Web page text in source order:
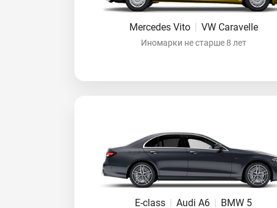
Mercedes Vito | VW Caravelle
Иномарки не старше 8 лет
E-class | Audi A6 | BMW 5